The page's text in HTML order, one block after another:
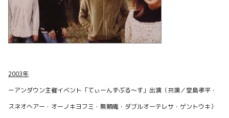
2003年
ーアンダウン主催イベント「てぃーんずぶる～す」出演（共演／堂島孝平・
スネオヘアー・オーノキヨフミ・無頼庵・ダブルオーテレサ・ゲントウキ）